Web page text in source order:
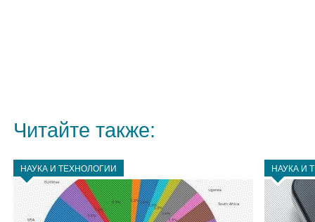
Читайте также:
НАУКА И ТЕХНОЛОГИИ НАУКА И